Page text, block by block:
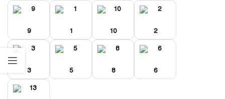
9 1 10 2
3 5 8 6